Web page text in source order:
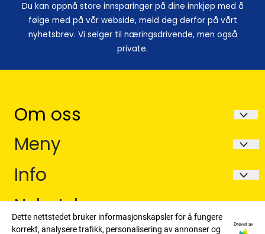
Du kan oppnå store innsparinger på dine innkjøp med å
følge med på vår webside, meld deg derfor på vårt
nyhetsbrev. Vi selger til næringsdrivende, men også
private.
Om oss
Avela as
Postboks 252
6067 Ulsteinvik
Org. nr. Org.Nr 914865565MVA
Tlf:918 49 317 man-lørdag 0800-1800
Meny
Forsendelse og retur
Info
Forsendelse og retur
Betaling
Nyhetsbrev
Registrer deg for å motta nyheter og tilbud!
Dette nettstedet bruker informasjonskapsler for å fungere
korrekt, analysere trafikk, personalisering av annonser og
Drevet av